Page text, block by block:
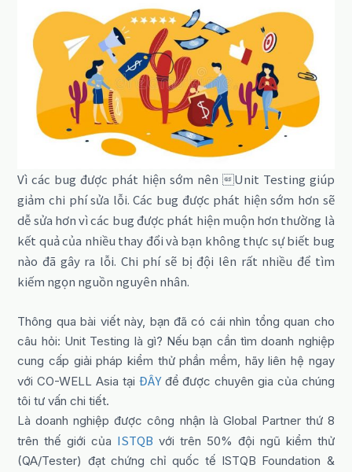
Vì các bug được phát hiện sớm nên Unit Testing giúp
giảm chi phí sửa lỗi. Các bug được phát hiện sớm hơn sẽ
dễ sửa hơn vì các bug được phát hiện muộn hơn thường là
kết quả của nhiều thay đổi và bạn không thực sự biết bug
nào đã gây ra lỗi. Chi phí sẽ bị đội lên rất nhiều để tìm
kiếm ngọn nguồn nguyên nhân.
Thông qua bài viết này, bạn đã có cái nhìn tổng quan cho
câu hỏi: Unit Testing là gì? Nếu bạn cần tìm doanh nghiệp
cung cấp giải pháp kiểm thử phần mềm, hãy liên hệ ngay
với CO-WELL Asia tại ĐÂYđể được chuyên gia của chúng
tôi tư vấn chi tiết.
Là doanh nghiệp được công nhận là Global Partner thứ 8
trên thế giới của ISTQB với trên 50% đội ngũ kiểm thử
(QA/Tester) đạt chứng chỉ quốc tế ISTQB Foundation &